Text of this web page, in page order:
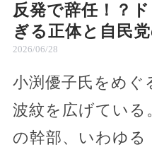
反発で辞任！？
ぎる正体と自民
2026/06/28
小渕優子氏をめぐ
波紋を広げている
の幹部、いわゆる